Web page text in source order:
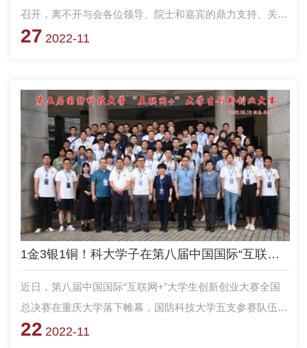
召开，离不开与会各位领导、院士和嘉宾的鼎力支持、关心
指导，在此致以最诚挚的谢意。
27 2022-11
1金3银1铜！科大学子在第八届中国国际“互联网+”大学生创新创业大赛取得突破性成绩
近日，第八届中国国际“互联网+”大学生创新创业大赛全国
总决赛在重庆大学落下帷幕，国防科技大学五支参赛队伍获
金奖1项、银奖3项、铜奖1项。其中，黄知涛教授，王翔副
22 2022-11